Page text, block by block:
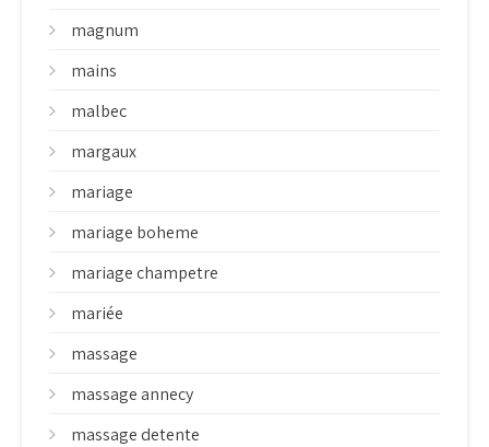
magnum
mains
malbec
margaux
mariage
mariage boheme
mariage champetre
mariée
massage
massage annecy
massage detente